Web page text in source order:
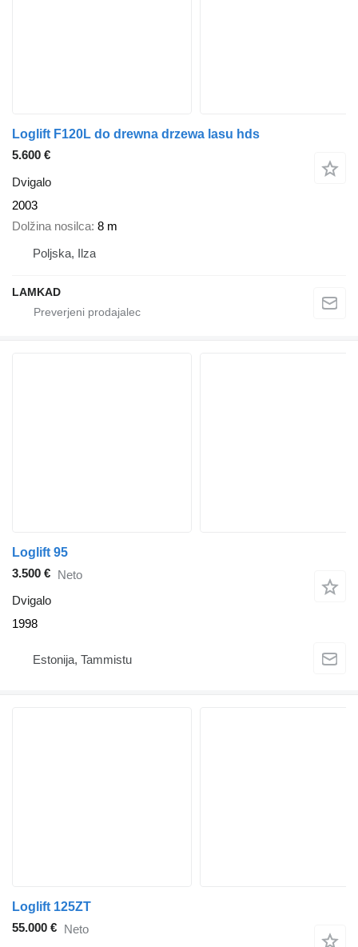
Loglift F120L do drewna drzewa lasu hds
5.600 €
Dvigalo
2003
Dolžina nosilca 8 m
Poljska, Ilza
LAMKAD
Loglift 95
3.500 € Neto
Dvigalo
1998
Estonija, Tammistu
Loglift 125ZT
55.000 € Neto